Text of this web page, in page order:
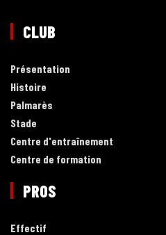
CLUB
Présentation
Histoire
Palmarès
Stade
Centre d'entraînement
Centre de formation
PROS
Effectif